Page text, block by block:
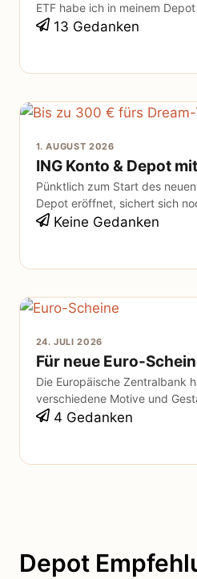
ETF habe ich in meinem
13 Gedanken
1. AUGUST 2026
ING Konto & Depot
Pünktlich zum Start des
Depot eröffnet, sichert sich
Keine Gedanken
24. JULI 2026
Für neue Euro-
Die Europäische Zentralbank
verschiedene Motive und
4 Gedanken
Depot